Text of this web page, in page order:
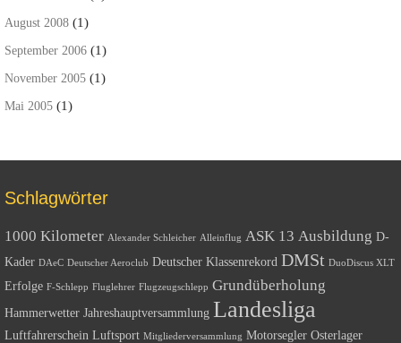
August 2008 (1)
September 2006 (1)
November 2005 (1)
Mai 2005 (1)
Schlagwörter
1000 Kilometer Alexander Schleicher Alleinflug ASK 13 Ausbildung D-
Kader DAeC Deutscher Aeroclub Deutscher Klassenrekord DMSt DuoDiscus XLT
Erfolge F-Schlepp Fluglehrer Flugzeugschlepp Grundüberholung
Hammerwetter Jahreshauptversammlung Landesliga
Luftfahrerschein Luftsport Mitgliederversammlung Motorsegler Osterlager